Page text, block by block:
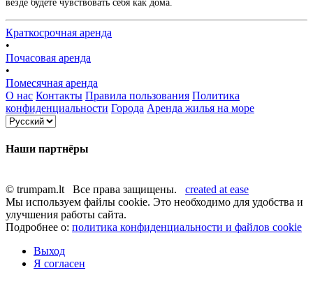
везде будете чувствовать себя как дома.
Краткосрочная аренда
•
Почасовая аренда
•
Помесячная аренда
О нас Контакты Правила пользования Политика
конфиденциальности Города Аренда жилья на море
Наши партнёры
© trumpam.lt Все права защищены. created at ease
Мы используем файлы cookie. Это необходимо для удобства и
улучшения работы сайта.
Подробнее о: политика конфиденциальности и файлов cookie
Выход
Я согласен